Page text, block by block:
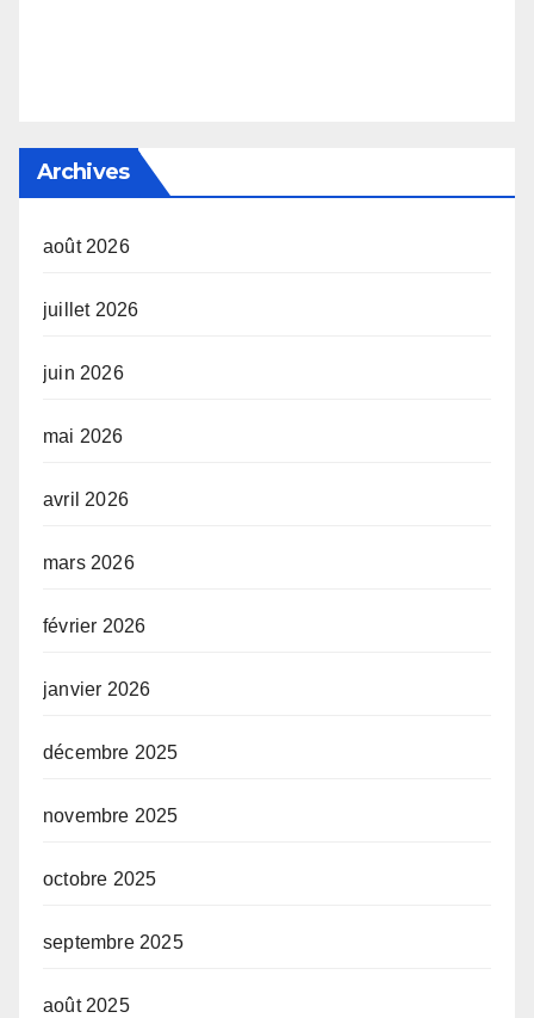
Archives
août 2026
juillet 2026
juin 2026
mai 2026
avril 2026
mars 2026
février 2026
janvier 2026
décembre 2025
novembre 2025
octobre 2025
septembre 2025
août 2025